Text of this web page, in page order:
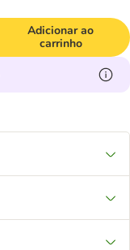
Adicionar ao
carrinho